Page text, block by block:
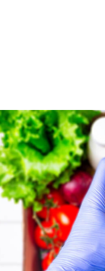
Κορονοϊός: Η
μετάδοση του
τον συνεργάτη
Με αφορμή τόσο
παρουσιάστηκε
ανακοίνωση του
Τροφίμων και
μετάδοση του